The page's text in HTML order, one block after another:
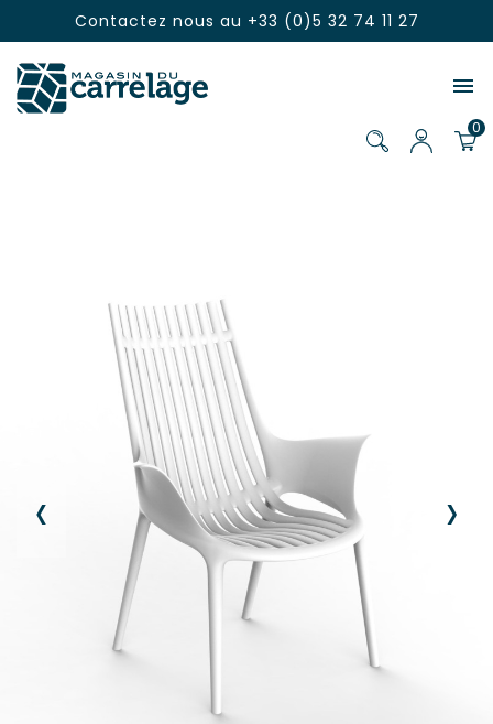
Contactez nous au +33 (0)5 32 74 11 27

0
‹ ›